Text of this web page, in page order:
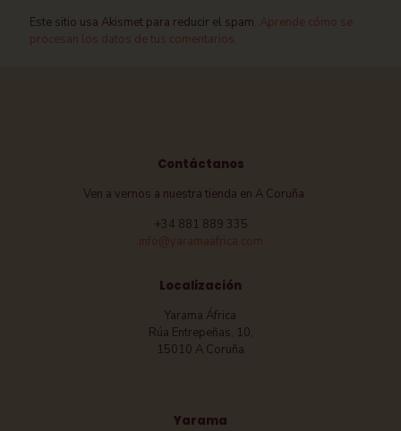
Este sitio usa Akismet para reducir el spam. Aprende cómo se
procesan los datos de tus comentarios.
Contáctanos
Ven a vernos a nuestra tienda en A Coruña
+34 881 889 335
Localización
Yarama África
Rúa Entrepeñas, 10,
15010 A Coruña
Yarama